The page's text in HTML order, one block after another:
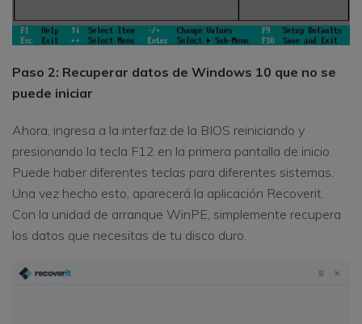
Paso 2: Recuperar datos de Windows 10 que no se
puede iniciar
Ahora, ingresa a la interfaz de la BIOS reiniciando y
presionando la tecla F12 en la primera pantalla de inicio.
Puede haber diferentes teclas para diferentes sistemas.
Una vez hecho esto, aparecerá la aplicación Recoverit.
Con la unidad de arranque WinPE, simplemente recupera
los datos que necesitas de tu disco duro.